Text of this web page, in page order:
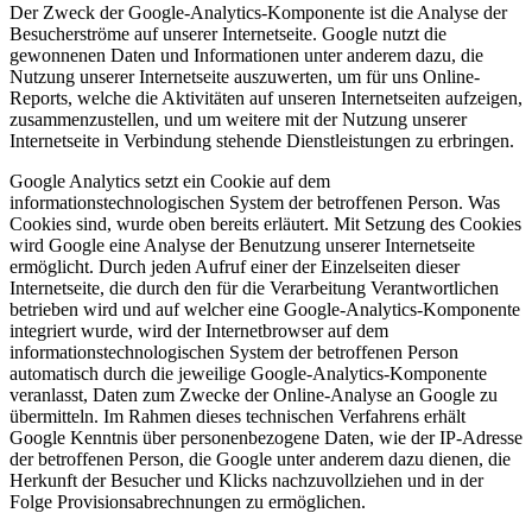
Der Zweck der Google-Analytics-Komponente ist die Analyse der
Besucherströme auf unserer Internetseite. Google nutzt die
gewonnenen Daten und Informationen unter anderem dazu, die
Nutzung unserer Internetseite auszuwerten, um für uns Online-
Reports, welche die Aktivitäten auf unseren Internetseiten aufzeigen,
zusammenzustellen, und um weitere mit der Nutzung unserer
Internetseite in Verbindung stehende Dienstleistungen zu erbringen.
Google Analytics setzt ein Cookie auf dem
informationstechnologischen System der betroffenen Person. Was
Cookies sind, wurde oben bereits erläutert. Mit Setzung des Cookies
wird Google eine Analyse der Benutzung unserer Internetseite
ermöglicht. Durch jeden Aufruf einer der Einzelseiten dieser
Internetseite, die durch den für die Verarbeitung Verantwortlichen
betrieben wird und auf welcher eine Google-Analytics-Komponente
integriert wurde, wird der Internetbrowser auf dem
informationstechnologischen System der betroffenen Person
automatisch durch die jeweilige Google-Analytics-Komponente
veranlasst, Daten zum Zwecke der Online-Analyse an Google zu
übermitteln. Im Rahmen dieses technischen Verfahrens erhält
Google Kenntnis über personenbezogene Daten, wie der IP-Adresse
der betroffenen Person, die Google unter anderem dazu dienen, die
Herkunft der Besucher und Klicks nachzuvollziehen und in der
Folge Provisionsabrechnungen zu ermöglichen.